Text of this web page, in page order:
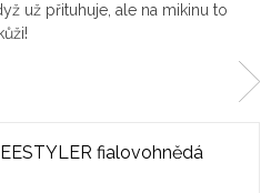
už přituhuje, ale na mikinu to
fialovohnědá